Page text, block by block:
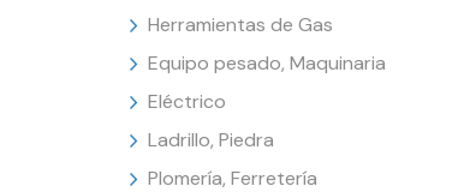
Herramientas de Gas
Equipo pesado, Maquinaria
Eléctrico
Ladrillo, Piedra
Plomería, Ferretería